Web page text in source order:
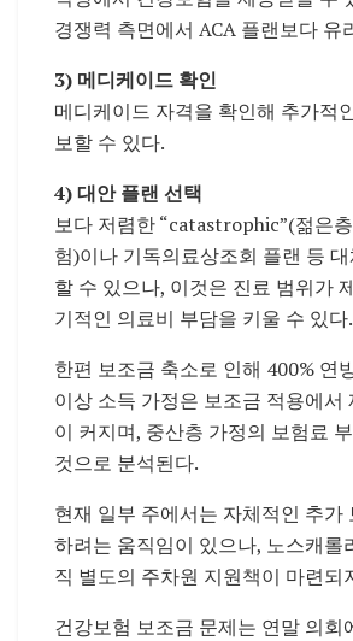
경쟁력 측면에서 ACA 플랜보다 유
3) 메디케이드 확인
메디케이드 자격을 확인해 추가적
보할 수 있다.
4) 대안 플랜 선택
보다 저렴한 “catastrophic”(젊은
험)이나 기독의료상조회 플랜 등
할 수 있으나, 이것은 진료 범위가
기적인 의료비 부담을 키울 수 있다.
한편 보조금 축소로 인해 400% 연
이상 소득 가정은 보조금 적용에서
이 커지며, 중산층 가정의 보험료
것으로 분석된다.
현재 일부 주에서는 자체적인 추가
하려는 움직임이 있으나, 노스캐롤
직 별도의 주차원 지원책이 마련되
건강보험 보조금 문제는 연말 의회